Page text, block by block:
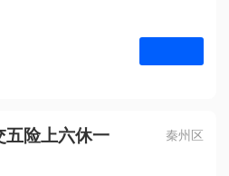
五险上六休一 秦州区